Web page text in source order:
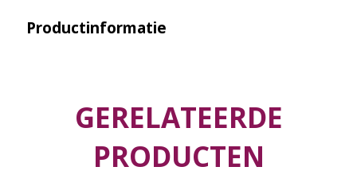
Productinformatie
GERELATEERDE
PRODUCTEN